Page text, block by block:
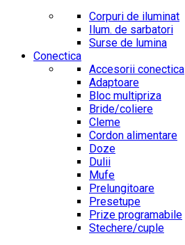
Corpuri de iluminat
Ilum. de sarbatori
Surse de lumina
Conectica
Accesorii conectica
Adaptoare
Bloc multipriza
Bride/coliere
Cleme
Cordon alimentare
Doze
Dulii
Mufe
Prelungitoare
Presetupe
Prize programabile
Stechere/cuple